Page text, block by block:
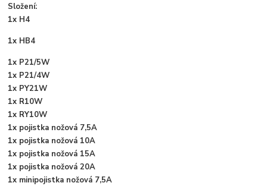
Složení:
1x H4
1x HB4
1x P21/5W
1x P21/4W
1x PY21W
1x R10W
1x RY10W
1x pojistka nožová 7,5A
1x pojistka nožová 10A
1x pojistka nožová 15A
1x pojistka nožová 20A
1x minipojistka nožová 7,5A